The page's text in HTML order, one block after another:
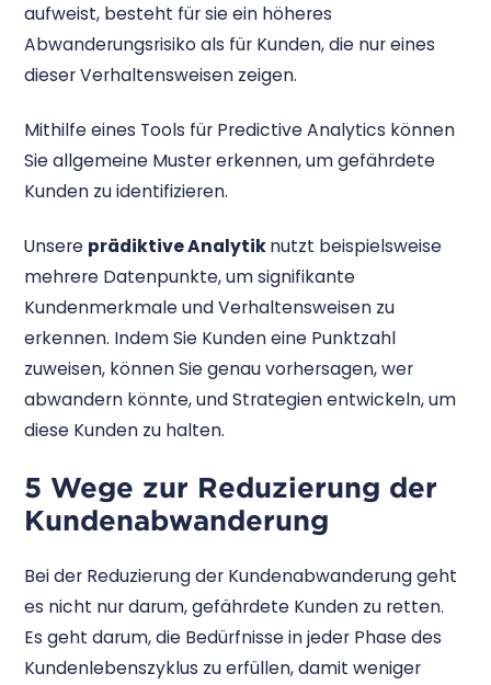
aufweist, besteht für sie ein höheres
Abwanderungsrisiko als für Kunden, die nur eines
dieser Verhaltensweisen zeigen.
Mithilfe eines Tools für Predictive Analytics können
Sie allgemeine Muster erkennen, um gefährdete
Kunden zu identifizieren.
Unsere prädiktive Analytiknutzt beispielsweise
mehrere Datenpunkte, um signifikante
Kundenmerkmale und Verhaltensweisen zu
erkennen. Indem Sie Kunden eine Punktzahl
zuweisen, können Sie genau vorhersagen, wer
abwandern könnte, und Strategien entwickeln, um
diese Kunden zu halten.
5 Wege zur Reduzierung der
Kundenabwanderung
Bei der Reduzierung der Kundenabwanderung geht
es nicht nur darum, gefährdete Kunden zu retten.
Es geht darum, die Bedürfnisse in jeder Phase des
Kundenlebenszyklus zu erfüllen, damit weniger